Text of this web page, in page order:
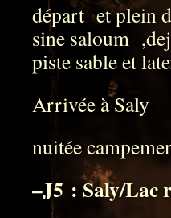
départ et plein
sine saloum
piste sable et
Arrivée à Saly
nuitée
–J5 : Saly/Lac